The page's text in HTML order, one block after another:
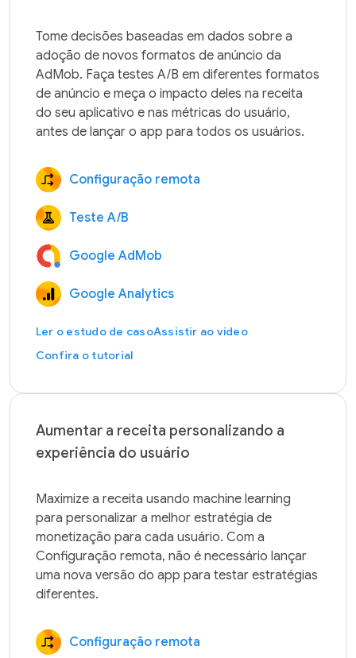
Tome decisões baseadas em dados sobre a
adoção de novos formatos de anúncio da
AdMob. Faça testes A/B em diferentes formatos
de anúncio e meça o impacto deles na receita
do seu aplicativo e nas métricas do usuário,
Configuração remota
Teste A/B
Google AdMob
Google Analytics
Ler o estudo de casoAssistir ao vídeo
Confira o tutorial
Aumentar a receita personalizando a
experiência do usuário
Maximize a receita usando machine learning
para personalizar a melhor estratégia de
monetização para cada usuário. Com a
Configuração remota, não é necessário lançar
uma nova versão do app para testar estratégias
Configuração remota